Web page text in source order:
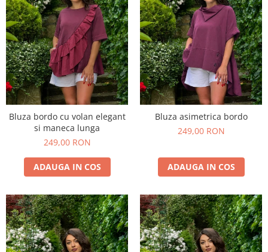
Bluza bordo cu volan elegant
si maneca lunga
249,00 RON
ADAUGA IN COS
Bluza asimetrica bordo
249,00 RON
ADAUGA IN COS